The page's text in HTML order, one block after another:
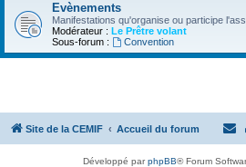
Evènements
Manifestations qu'organise ou participe
Modérateur : Le Prêtre volant
Sous-forum :
Convention
Site de la CEMIF Accueil du forum
Développé parphpBB® Forum